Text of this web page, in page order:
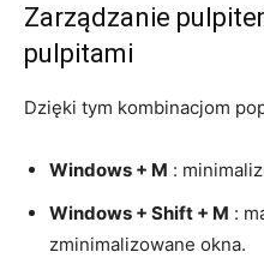
Zarządzanie
pulpitami
Dzięki tym kombinacjom
Windows + M :
Windows + Shift + M :
zminimalizowane okna.